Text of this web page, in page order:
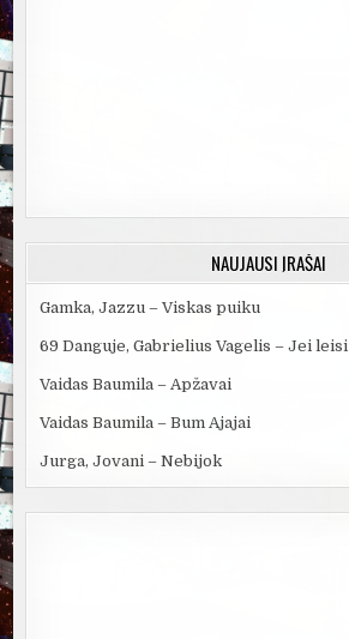
NAUJAUSI ĮRAŠAI
Gamka, Jazzu – Viskas puiku
69 Danguje, Gabrielius Vagelis – Jei leisi
Vaidas Baumila – Apžavai
Vaidas Baumila – Bum Ajajai
Jurga, Jovani – Nebijok